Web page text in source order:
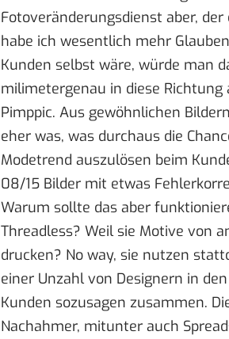
Fotoveränderungsdienst aber,
habe ich wesentlich mehr
Kunden selbst wäre, würde man
milimetergenau in diese
Pimppic. Aus gewöhnlichen
eher was, was durchaus die
Modetrend auszulösen beim
08/15 Bilder mit etwas
Warum sollte das aber
Threadless? Weil sie Motive von
drucken? No way, sie nutzen
einer Unzahl von Designern in
Kunden sozusagen zusammen.
Nachahmer, mitunter auch